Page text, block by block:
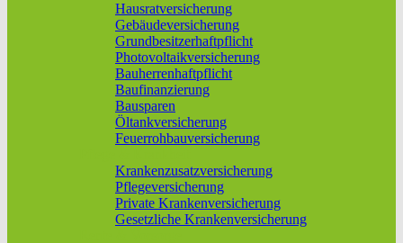
Hausratversicherung
Gebäudeversicherung
Grundbesitzerhaftpflicht
Photovoltaikversicherung
Bauherrenhaftpflicht
Baufinanzierung
Bausparen
Öltankversicherung
Feuerrohbauversicherung
Krankenzusatzversicherung
Pflegeversicherung
Private Krankenversicherung
Gesetzliche Krankenversicherung